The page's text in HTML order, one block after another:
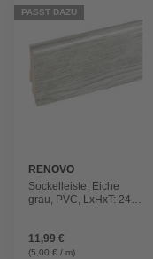
PASST DAZU
RENOVO
Sockelleiste, Eiche
grau, PVC, LxHxT: 240
11,99 €
(5,00 € / m)